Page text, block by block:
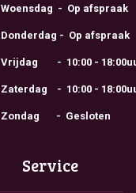
Woensdag - Op afspraak
Donderdag - Op afspraak
Vrijdag - 10:00 -
Zaterdag - 10:00 -
Zondag - Gesloten
Service